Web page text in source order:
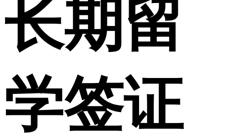
长期留
学签证